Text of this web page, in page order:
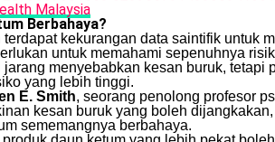
Malaysia
Berbahaya?
terdapat kekurangan data saintifik untuk
untuk memahami sepenuhnya
menyebabkan kesan buruk,
yang lebih tinggi.
E. Smith, seorang penolong profesor
kesan buruk yang boleh
sememangnya berbahaya.